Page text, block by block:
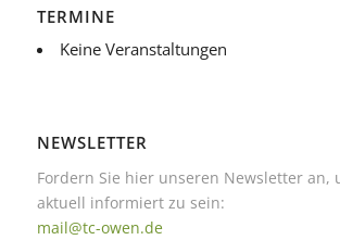
TERMINE
Keine Veranstaltungen
NEWSLETTER
Fordern Sie hier unseren Newsletter an,
aktuell informiert zu sein:
mail@tc-owen.de